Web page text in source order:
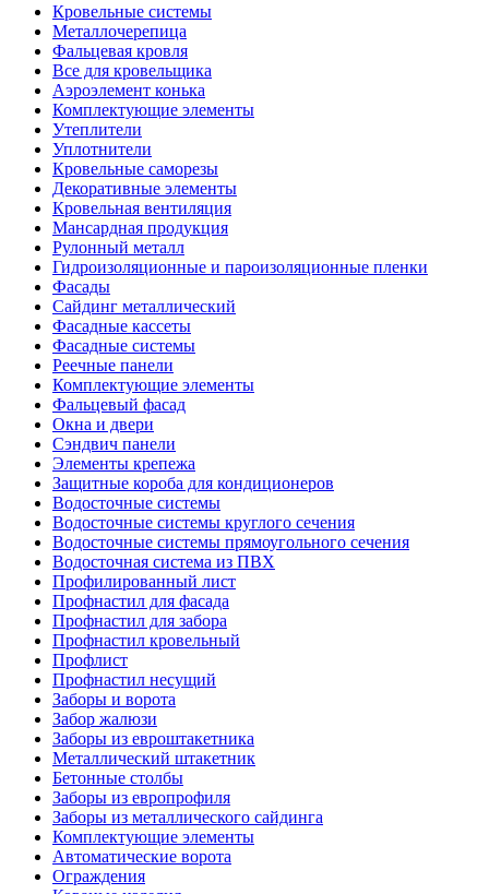
Кровельные системы
Металлочерепица
Фальцевая кровля
Все для кровельщика
Аэроэлемент конька
Комплектующие элементы
Утеплители
Уплотнители
Кровельные саморезы
Декоративные элементы
Кровельная вентиляция
Мансардная продукция
Рулонный металл
Гидроизоляционные и пароизоляционные пленки
Фасады
Сайдинг металлический
Фасадные кассеты
Фасадные системы
Реечные панели
Комплектующие элементы
Фальцевый фасад
Окна и двери
Сэндвич панели
Элементы крепежа
Защитные короба для кондиционеров
Водосточные системы
Водосточные системы круглого сечения
Водосточные системы прямоугольного сечения
Водосточная система из ПВХ
Профилированный лист
Профнастил для фасада
Профнастил для забора
Профнастил кровельный
Профлист
Профнастил несущий
Заборы и ворота
Забор жалюзи
Заборы из евроштакетника
Металлический штакетник
Бетонные столбы
Заборы из европрофиля
Заборы из металлического сайдинга
Комплектующие элементы
Автоматические ворота
Ограждения